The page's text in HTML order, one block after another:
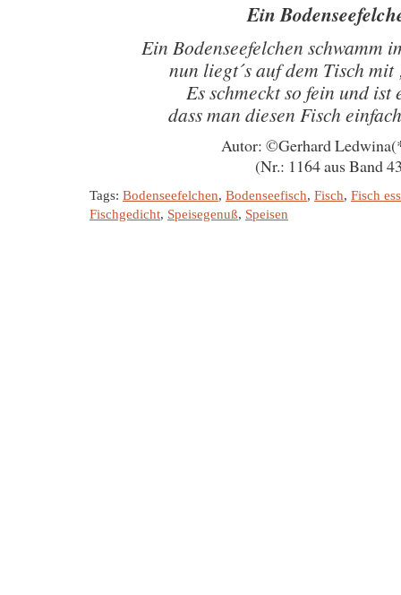
Ein
Ein Bodenseefelchen schwamm
nun liegt´s auf dem Tisch
Es schmeckt so fein und ist
dass man diesen Fisch
Autor: ©Gerhard
(Nr.: 1164 aus Band
Tags: Bodenseefelchen, Bodenseefisch, Fisch, Fisch
Fischgedicht, Speisegenuß, Speisen